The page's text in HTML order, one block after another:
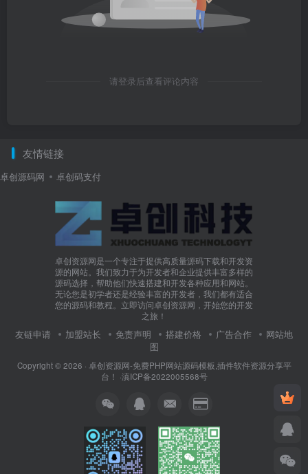
请登录后查看评论内容
友情链接
卓创源码网 卓创码支付
卓创资源网是一个专注于提供高质量源码下载和开发资
源的网站。我们致力于为开发者和企业提供丰富多样的
源码选择，帮助他们快速搭建和开发各种应用和网站。
无论您是初学者还是经验丰富的开发者，我们都有适合
您的源码和教程。立即访问卓创资源网，开始您的开发
之旅！
友链申请 加盟站长 免责声明 搭建价格 广告合作
网站地
图
Copyright © 2026 · 卓创资源网-免费PHP网站源码模板,插件软件资源分享平
台！ ·滇ICP备2022005568号